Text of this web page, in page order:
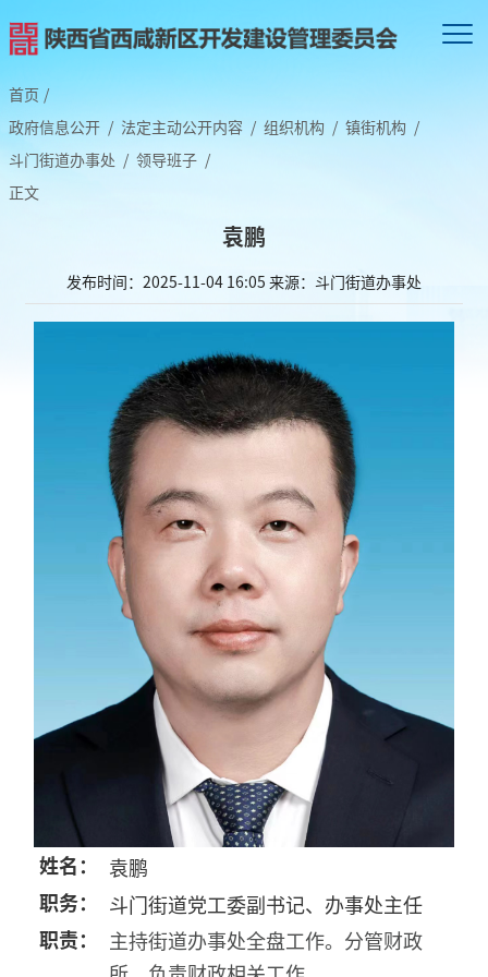
首页 /
政府信息公开 / 法定主动公开内容 / 组织机构 / 镇街机构 /
斗门街道办事处 / 领导班子 /
正文
袁鹏
发布时间：2025-11-04 16:05 来源：斗门街道办事处
姓名：
袁鹏
职务：
斗门街道党工委副书记、办事处主任
职责：
主持街道办事处全盘工作。分管财政